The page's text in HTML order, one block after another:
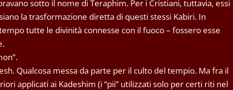
sotto il nome di Teraphim. Per i Cristiani, tuttavia, essi
la trasformazione diretta di questi stessi Kabiri. In
tutte le divinità connesse con il fuoco – fossero esse
Qualcosa messa da parte per il culto del tempio. Ma fra il
applicati ai Kadeshim (i “pii” utilizzati solo per certi riti nel